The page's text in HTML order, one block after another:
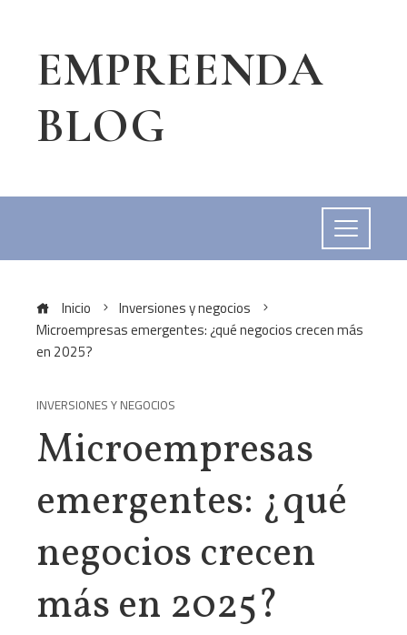
EMPREENDA
BLOG
Inicio
Inversiones y negocios
Microempresas emergentes: ¿qué negocios crecen más
en 2025?
INVERSIONES Y NEGOCIOS
Microempresas
emergentes: ¿qué
negocios crecen
más en 2025?